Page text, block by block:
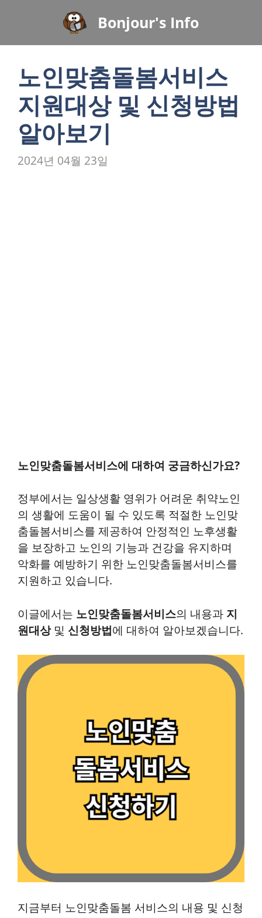
Bonjour's Info
노인맞춤돌봄서비스
지원대상 및 신청방법
알아보기
2024년 04월 23일
노인맞춤돌봄서비스에 대하여 궁금하신가요?
정부에서는 일상생활 영위가 어려운 취약노인
의 생활에 도움이 될 수 있도록 적절한 노인맞
춤돌봄서비스를 제공하여 안정적인 노후생활
을 보장하고 노인의 기능과 건강을 유지하며
악화를 예방하기 위한 노인맞춤돌봄서비스를
지원하고 있습니다.
이글에서는 노인맞춤돌봄서비스의 내용과 지
원대상및 신청방법에 대하여 알아보겠습니다.
지금부터 노인맞춤돌봄 서비스의 내용 및 신청